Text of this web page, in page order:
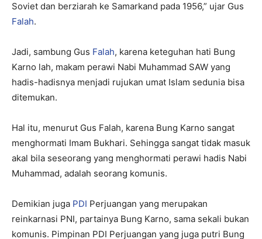
Soviet dan berziarah ke Samarkand pada 1956,” ujar Gus
Falah.
Jadi, sambung Gus Falah, karena keteguhan hati Bung
Karno lah, makam perawi Nabi Muhammad SAW yang
hadis-hadisnya menjadi rujukan umat Islam sedunia bisa
ditemukan.
Hal itu, menurut Gus Falah, karena Bung Karno sangat
menghormati Imam Bukhari. Sehingga sangat tidak masuk
akal bila seseorang yang menghormati perawi hadis Nabi
Muhammad, adalah seorang komunis.
Demikian juga PDI Perjuangan yang merupakan
reinkarnasi PNI, partainya Bung Karno, sama sekali bukan
komunis. Pimpinan PDI Perjuangan yang juga putri Bung